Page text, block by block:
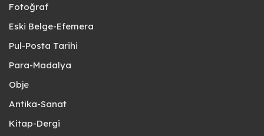
Fotoğraf
Eski Belge-Efemera
Pul-Posta Tarihi
Para-Madalya
Obje
Antika-Sanat
Kitap-Dergi